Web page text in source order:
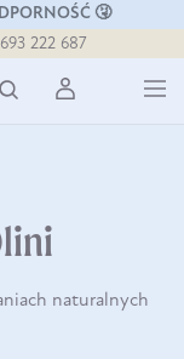
🤧
693 222 687
naturalnych